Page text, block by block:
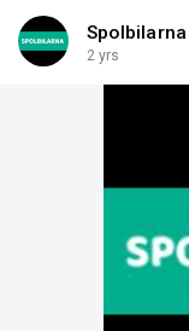
Spolbilarna
2 yrs